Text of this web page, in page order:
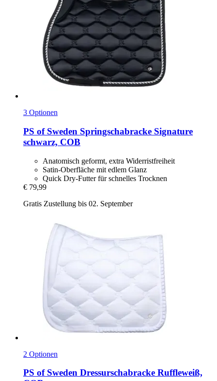
3 Optionen
PS of Sweden Springschabracke Signature
schwarz, COB
Anatomisch geformt, extra Widerristfreiheit
Satin-Oberfläche mit edlem Glanz
Quick Dry-Futter für schnelles Trocknen
€ 79,99
Gratis Zustellung bis 02. September
2 Optionen
PS of Sweden Dressurschabracke Ruffleweiß,